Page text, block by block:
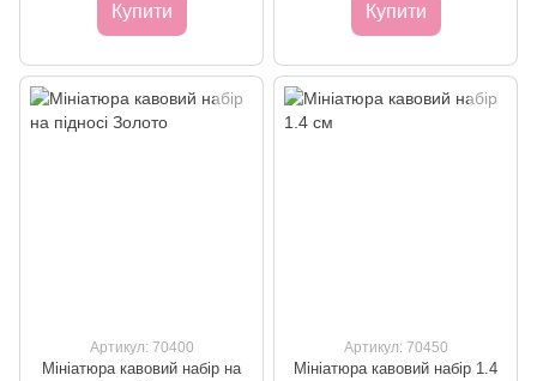
Купити Купити
Артикул: 70400
Мініатюра кавовий набір на
Артикул: 70450
Мініатюра кавовий набір 1.4